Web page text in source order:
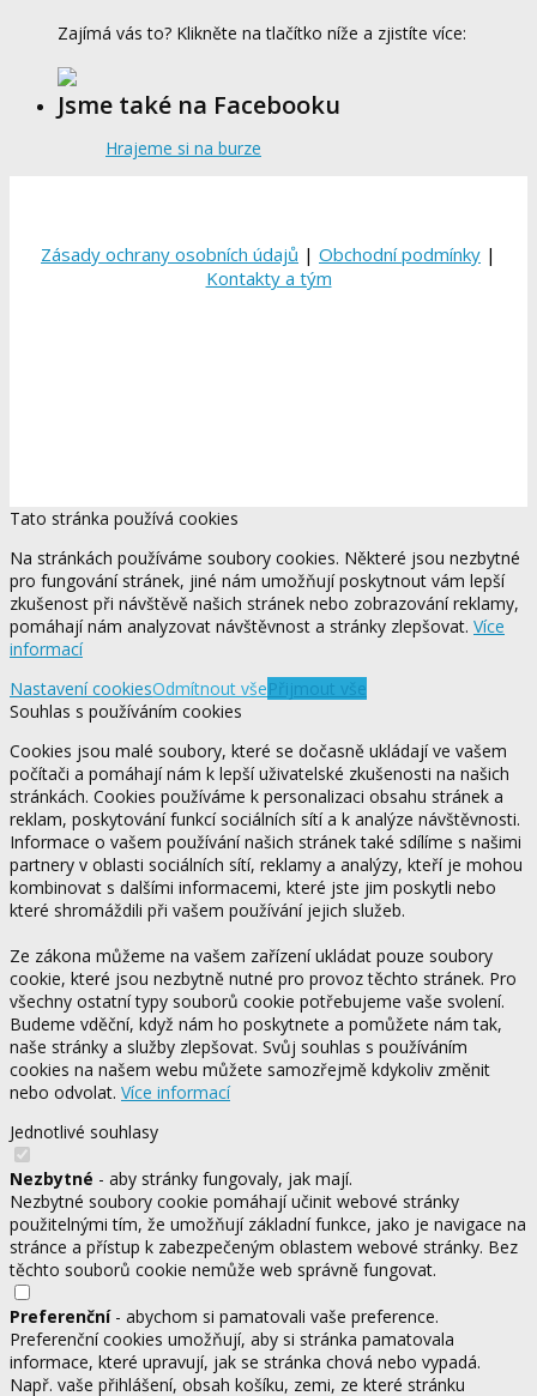
Zajímá vás to? Klikněte na tlačítko níže a zjistíte více:
Jsme také na Facebooku
Hrajeme si na burze
Zásady ochrany osobních údajů | Obchodní podmínky |
Kontakty a tým
Tato stránka používá cookies
Na stránkách používáme soubory cookies. Některé jsou nezbytné
pro fungování stránek, jiné nám umožňují poskytnout vám lepší
zkušenost při návštěvě našich stránek nebo zobrazování reklamy,
pomáhají nám analyzovat návštěvnost a stránky zlepšovat. Více
informací
Nastavení cookiesOdmítnout všePřijmout vše
Souhlas s používáním cookies
Cookies jsou malé soubory, které se dočasně ukládají ve vašem
počítači a pomáhají nám k lepší uživatelské zkušenosti na našich
stránkách. Cookies používáme k personalizaci obsahu stránek a
reklam, poskytování funkcí sociálních sítí a k analýze návštěvnosti.
Informace o vašem používání našich stránek také sdílíme s našimi
partnery v oblasti sociálních sítí, reklamy a analýzy, kteří je mohou
kombinovat s dalšími informacemi, které jste jim poskytli nebo
které shromáždili při vašem používání jejich služeb.
Ze zákona můžeme na vašem zařízení ukládat pouze soubory
cookie, které jsou nezbytně nutné pro provoz těchto stránek. Pro
všechny ostatní typy souborů cookie potřebujeme vaše svolení.
Budeme vděční, když nám ho poskytnete a pomůžete nám tak,
naše stránky a služby zlepšovat. Svůj souhlas s používáním
cookies na našem webu můžete samozřejmě kdykoliv změnit
nebo odvolat. Více informací
Jednotlivé souhlasy
Nezbytné - aby stránky fungovaly, jak mají.
Nezbytné soubory cookie pomáhají učinit webové stránky
použitelnými tím, že umožňují základní funkce, jako je navigace na
stránce a přístup k zabezpečeným oblastem webové stránky. Bez
těchto souborů cookie nemůže web správně fungovat.
Preferenční- abychom si pamatovali vaše preference.
Preferenční cookies umožňují, aby si stránka pamatovala
informace, které upravují, jak se stránka chová nebo vypadá.
Např. vaše přihlášení, obsah košíku, zemi, ze které stránku